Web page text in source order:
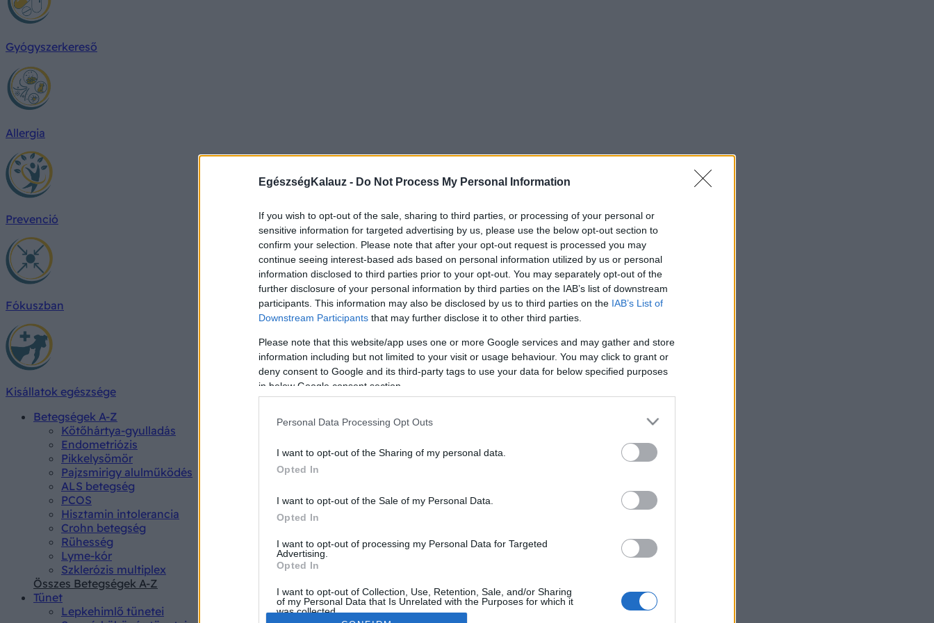
EgészségKalauz - Do Not Process My Personal Information
If you wish to opt-out of the sale, sharing to third parties, or processing of your personal or
sensitive information for targeted advertising by us, please use the below opt-out section to
confirm your selection. Please note that after your opt-out request is processed you may
continue seeing interest-based ads based on personal information utilized by us or personal
information disclosed to third parties prior to your opt-out. You may separately opt-out of the
further disclosure of your personal information by third parties on the IAB’s list of downstream
participants. This information may also be disclosed by us to third parties on the IAB’s List of
Downstream Participants that may further disclose it to other third parties.
Please note that this website/app uses one or more Google services and may gather and store
information including but not limited to your visit or usage behaviour. You may click to grant or
deny consent to Google and its third-party tags to use your data for below specified purposes
in below Google consent section.
Personal Data Processing Opt Outs
I want to opt-out of the Sharing of my personal data.
Opted In
I want to opt-out of the Sale of my Personal Data.
Opted In
I want to opt-out of processing my Personal Data for Targeted
Advertising.
Opted In
I want to opt-out of Collection, Use, Retention, Sale, and/or Sharing
of my Personal Data that Is Unrelated with the Purposes for which it
was collected.
Gyógyszerkereső
Allergia
Prevenció
Fókuszban
Kisállatok egészsége
Betegségek A-Z
Kötőhártya-gyulladás
Endometriózis
Pikkelysömör
Pajzsmirigy alulműködés
ALS betegség
PCOS
Hisztamin intolerancia
Crohn betegség
Rühesség
Lyme-kór
Szklerózis multiplex
Összes Betegségek A-Z
Tünet
Lepkehimlő tünetei